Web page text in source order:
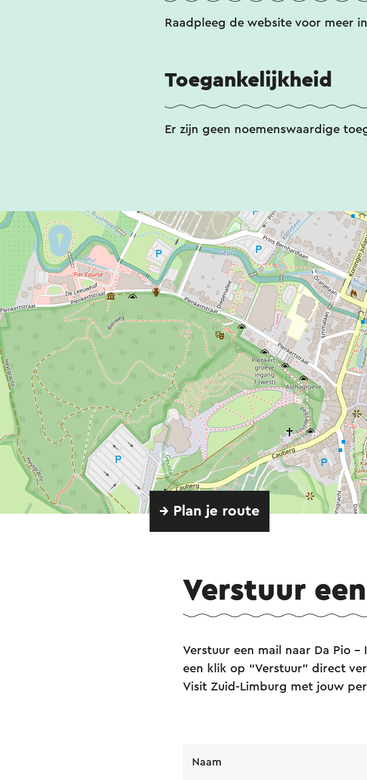
Raadpleeg de website voor meer
Toegankelijkheid
Er zijn geen noemenswaardige
→ Plan je route
Verstuur
Verstuur een mail naar Da Pio
een klik op “Verstuur” direct
Visit Zuid-Limburg met jouw
Naam